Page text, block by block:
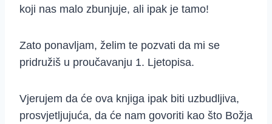
koji nas malo zbunjuje, ali ipak je tamo!
Zato ponavljam, želim te pozvati da mi se
pridružiš u proučavanju 1. Ljetopisa.
Vjerujem da će ova knjiga ipak biti uzbudljiva,
prosvjetljujuća, da će nam govoriti kao što Božja